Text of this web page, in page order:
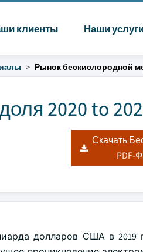
клиенты Наши
Рынок бескислородной
2020 to
Скачать
PDF-
долларов США в 2019